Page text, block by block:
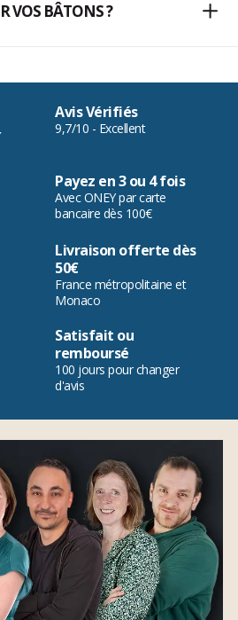
VOS BÂTONS ?
Avis Vérifiés
9,7/10 - Excellent
Payez en 3 ou 4 fois
Avec ONEY par carte
bancaire dès 100€
Livraison offerte dès
50€
France métropolitaine et
Monaco
Satisfait ou
remboursé
100 jours pour changer
d'avis